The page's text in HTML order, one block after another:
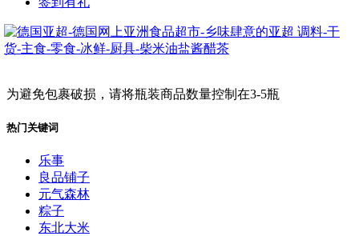
为避免包裹破损，请将瓶装商品数量控制在3-5瓶
热门关键词
乐事
良品铺子
元气森林
粽子
东北大米